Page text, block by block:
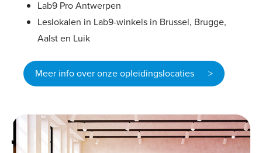
Lab9 Pro Antwerpen
Leslokalen in Lab9-winkels in Brussel, Brugge,
Aalst en Luik
Meer info over onze opleidingslocaties >